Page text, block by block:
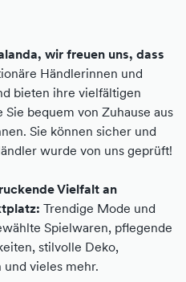
wir freuen uns, dass
Händlerinnen und
bieten ihre vielfältigen
bequem von Zuhause aus
Sie können sicher und
wurde von uns geprüft!
Vielfalt an
Trendige Mode und
Spielwaren, pflegende
stilvolle Deko,
vieles mehr.